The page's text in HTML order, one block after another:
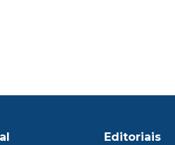
Editoriais